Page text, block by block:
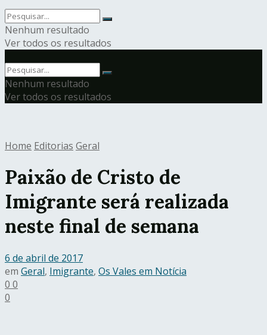
Nenhum resultado
Ver todos os resultados
Nenhum resultado
Ver todos os resultados
Home Editorias Geral
Paixão de Cristo de
Imigrante será realizada
neste final de semana
6 de abril de 2017
em Geral, Imigrante, Os Vales em Notícia
0 0
0